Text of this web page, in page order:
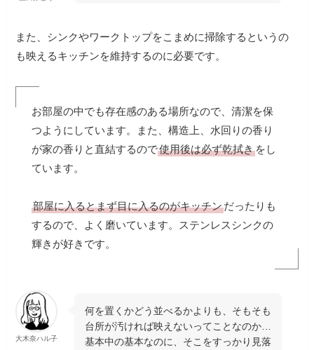
また、シンクやワークトップをこまめに掃除するというの
も映えるキッチンを維持するのに必要です。
お部屋の中でも存在感のある場所なので、清潔を保
つようにしています。また、構造上、水回りの香り
が家の香りと直結するので使用後は必ず乾拭きをし
ています。
部屋に入るとまず目に入るのがキッチンだったりも
するので、よく磨いています。ステンレスシンクの
輝きが好きです。
大木奈ハル子
何を置くかどう並べるかよりも、そもそも
台所が汚ければ映えないってことなのか…
基本中の基本なのに、そこをすっかり見落